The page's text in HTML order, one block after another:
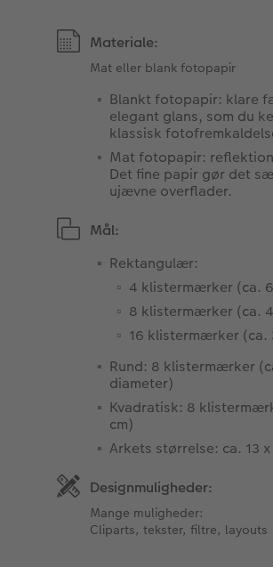
Materiale:
Mat eller blank fotopapir
Blankt fotopapir: klare
elegant glans, som du
klassisk
Mat fotopapir:
Det fine papir gør det
ujævne overflader.
Mål:
Rektangulær:
4 klistermærker (ca.
8 klistermærker (ca.
16 klistermærker (ca.
Rund: 8 klistermærker
diameter)
Kvadratisk: 8
cm)
Arkets størrelse: ca. 13 x
Designmuligheder:
Mange muligheder:
Cliparts, tekster, filtre, layouts